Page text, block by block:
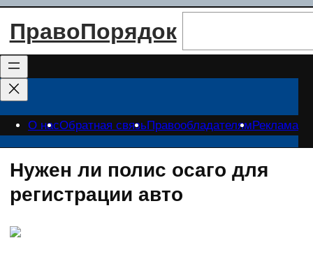
Перейти
ПравоПорядок
О насОбратная связьПравообладателямРеклама
Нужен ли полис осаго для
регистрации авто